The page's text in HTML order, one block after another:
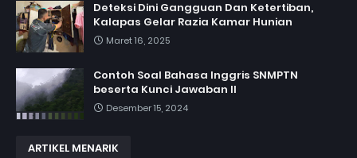
Deteksi Dini Gangguan Dan Ketertiban,
Kalapas Gelar Razia Kamar Hunian
Maret 16, 2025
Contoh Soal Bahasa Inggris SNMPTN
beserta Kunci Jawaban II
Desember 15, 2024
ARTIKEL MENARIK